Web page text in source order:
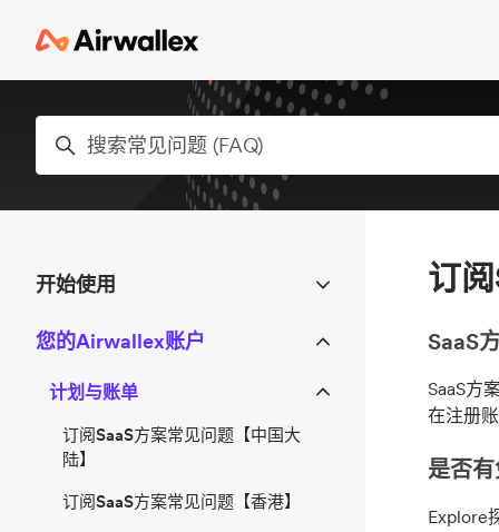
搜索
订
SaaS
SaaS方
在注册
是否
Explore
开始使用
您的Airwallex账户
计划与账单
订阅SaaS方案常见问题【中国大
陆】
订阅SaaS方案常见问题【香港】